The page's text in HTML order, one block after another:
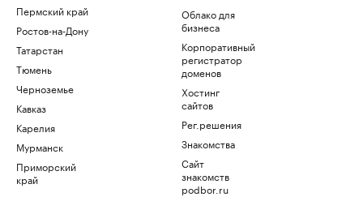
Пермский край
Ростов-на-Дону
Татарстан
Тюмень
Черноземье
Кавказ
Карелия
Мурманск
Приморский
край
Облако для
бизнеса
Корпоративный
регистратор
доменов
Хостинг
сайтов
Рег.решения
Знакомства
Сайт
знакомств
podbor.ru